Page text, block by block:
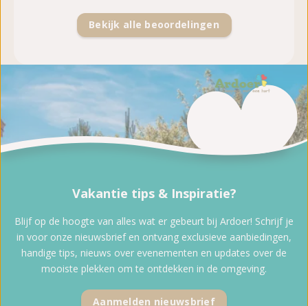
Bekijk alle beoordelingen
Vakantie tips & Inspiratie?
Blijf op de hoogte van alles wat er gebeurt bij Ardoer! Schrijf je
in voor onze nieuwsbrief en ontvang exclusieve aanbiedingen,
handige tips, nieuws over evenementen en updates over de
mooiste plekken om te ontdekken in de omgeving.
Aanmelden nieuwsbrief